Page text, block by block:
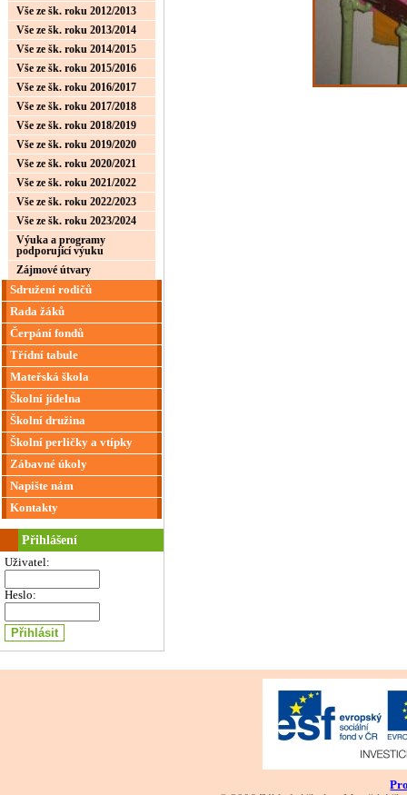
Vše ze šk. roku 2012/2013
Vše ze šk. roku 2013/2014
Vše ze šk. roku 2014/2015
Vše ze šk. roku 2015/2016
Vše ze šk. roku 2016/2017
Vše ze šk. roku 2017/2018
Vše ze šk. roku 2018/2019
Vše ze šk. roku 2019/2020
Vše ze šk. roku 2020/2021
Vše ze šk. roku 2021/2022
Vše ze šk. roku 2022/2023
Vše ze šk. roku 2023/2024
Výuka a programy
podporující výuku
Zájmové útvary
Sdružení rodičů
Rada žáků
Čerpání fondů
Třídní tabule
Mateřská škola
Školní jídelna
Školní družina
Školní perličky a vtípky
Zábavné úkoly
Napište nám
Kontakty
Přihlášení
Uživatel:
Heslo: